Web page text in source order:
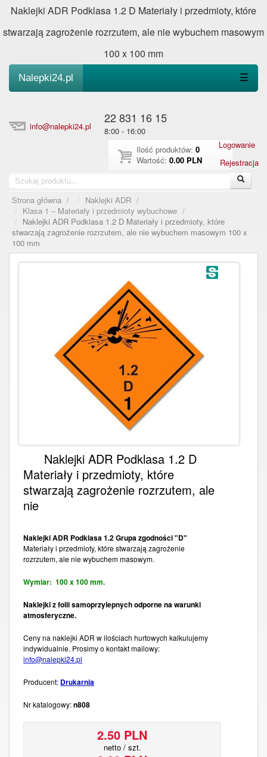
Naklejki ADR Podklasa 1.2 D Materiały i przedmioty, które
stwarzają zagrożenie rozrzutem, ale nie wybuchem masowym
100 x 100 mm
Nalepki24.pl ☰
Logowanie
Rejestracja
info@nalepki24.pl
22 831 16 15
8:00 - 16:00
Ilość produktów: 0
Wartość: 0.00 PLN
Strona główna / Naklejki ADR /
Klasa 1 – Materiały i przedmioty wybuchowe /
Naklejki ADR Podklasa 1.2 D Materiały i przedmioty, które
stwarzają zagrożenie rozrzutem, ale nie wybuchem masowym 100 x
100 mm
Naklejki ADR Podklasa 1.2 D
Materiały i przedmioty, które
stwarzają zagrożenie rozrzutem, ale
nie
Naklejki ADR Podklasa 1.2 Grupa zgodności "D"
Materiały i przedmioty, które stwarzają zagrożenie
rozrzutem, ale nie wybuchem masowym.
Wymiar: 100 x 100 mm.
Naklejki z folii samoprzylepnych odporne na warunki
atmosferyczne.
Ceny na naklejki ADR w ilościach hurtowych kalkulujemy
indywidualnie. Prosimy o kontakt mailowy:
info@nalepki24.pl
Producent: Drukarnia
Nr katalogowy:n808
2.50 PLN
netto / szt.